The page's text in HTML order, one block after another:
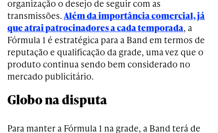
organização o desejo de seguir com as
transmissões.Além da importância comercial, já
que atrai patrocinadores a cada temporada, a
Fórmula 1 é estratégica para a Band em termos de
reputação e qualificação da grade, uma vez que o
produto continua sendo bem considerado no
mercado publicitário.
Globo na disputa
Para manter a Fórmula 1 na grade, a Band terá de